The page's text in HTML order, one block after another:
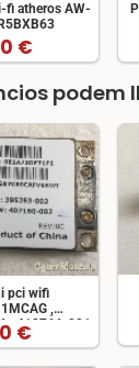
fi atheros AW-
€
podem
pci wifi
,
, 412766-001
€